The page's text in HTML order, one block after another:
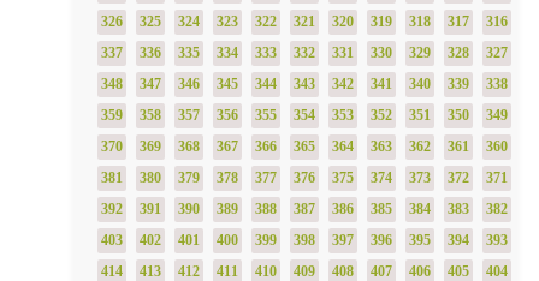
316
317
318
319
320
321
322
323
324
325
326
327
328
329
330
331
332
333
334
335
336
337
338
339
340
341
342
343
344
345
346
347
348
349
350
351
352
353
354
355
356
357
358
359
360
361
362
363
364
365
366
367
368
369
370
371
372
373
374
375
376
377
378
379
380
381
382
383
384
385
386
387
388
389
390
391
392
393
394
395
396
397
398
399
400
401
402
403
404
405
406
407
408
409
410
411
412
413
414